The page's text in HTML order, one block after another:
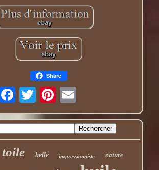
Share
toile belle impressionniste nature